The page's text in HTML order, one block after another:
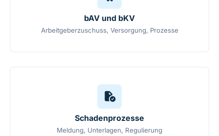
bAV und bKV
Arbeitgeberzuschuss, Versorgung, Prozesse
Schadenprozesse
Meldung, Unterlagen, Regulierung